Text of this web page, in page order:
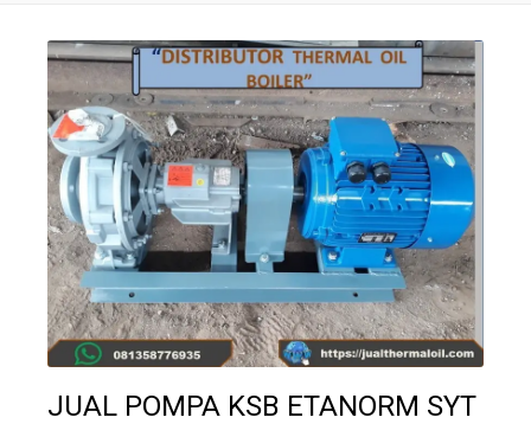
JUAL POMPA KSB ETANORM SYT